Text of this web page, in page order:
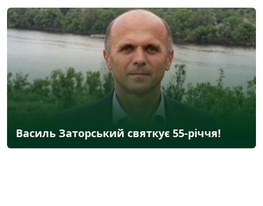
Василь Заторський святкує 55-річчя!